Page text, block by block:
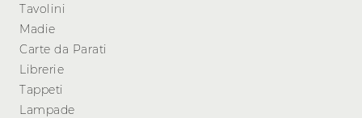
Tavolini
Madie
Carte da Parati
Librerie
Tappeti
Lampade